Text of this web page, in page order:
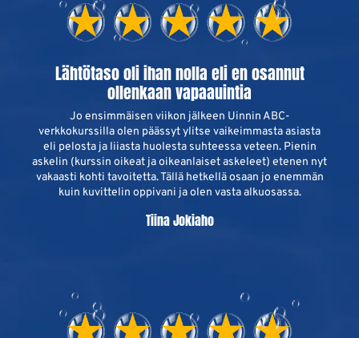
Lähtötaso oli ihan nolla eli en osannut
ollenkaan vapaauintia
Jo ensimmäisen viikon jälkeen Uinnin ABC-
verkkokurssilla olen päässyt ylitse vaikeimmasta asiasta
eli pelosta ja liiasta huolesta suhteessa veteen. Pienin
askelin (kurssin oikeat ja oikeanlaiset askeleet) etenen nyt
vakaasti kohti tavoitetta. Tällä hetkellä osaan jo enemmän
kuin kuvittelin oppivani ja olen vasta alkuosassa.
Tiina Jokiaho